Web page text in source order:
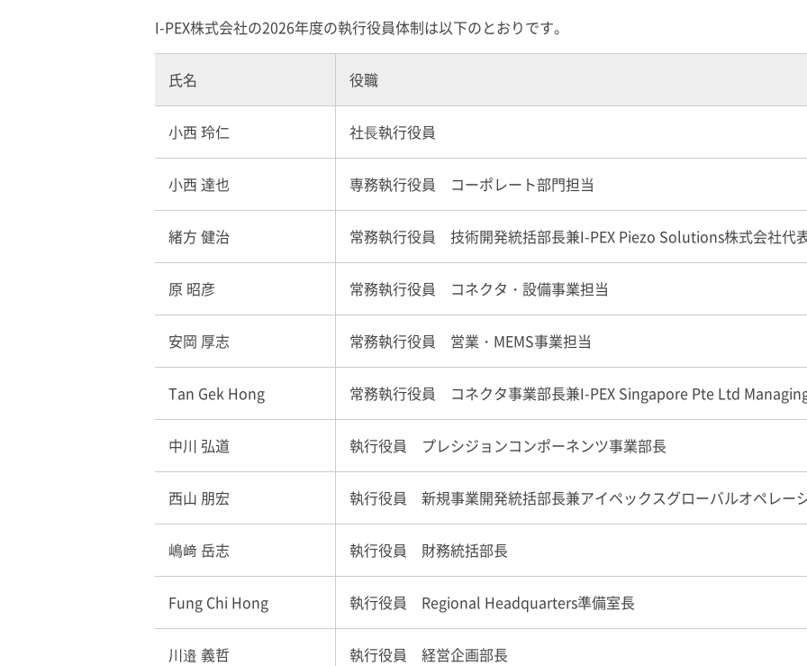
I-PEX株式会社の2026年度の執行役員体制は以下のとおりです。
氏名 役職
小西 玲仁 社⾧執行役員
小西 達也 専務執行役員 コーポレート部門担当
緒方 健治 常務執行役員 技術開発統括部長兼I-PEX Piezo Solutions株式会社代
原 昭彦 常務執行役員 コネクタ・設備事業担当
安岡 厚志 常務執行役員 営業・MEMS事業担当
Tan Gek Hong 常務執行役員 コネクタ事業部長兼I-PEX Singapore Pte Ltd
中川 弘道 執行役員 プレシジョンコンポーネンツ事業部長
西山 朋宏 執行役員 新規事業開発統括部長兼アイペックスグローバルオペレー
嶋﨑 岳志 執行役員 財務統括部長
Fung Chi Hong 執行役員 Regional Headquarters準備室長
川邉 義哲 執行役員 経営企画部長